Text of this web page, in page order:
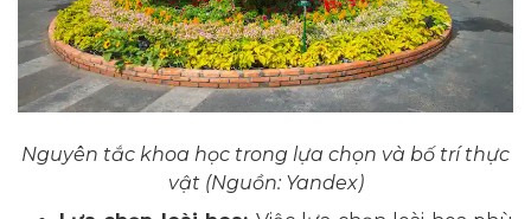
Nguyên tắc khoa học trong lựa chọn và bố trí thực
vật (Nguồn: Yandex)